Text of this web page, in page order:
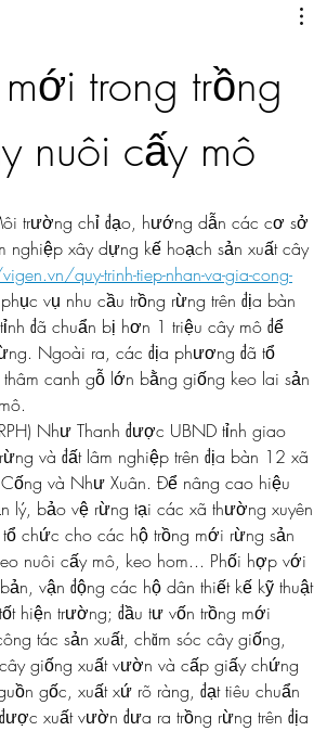
trong trồng
nuôi cấy mô
trường chỉ đạo, hướng dẫn các cơ sở
nghiệp xây dựng kế hoạch sản xuất cây
quy-trinh-tiep-nhan-va-gia-cong-
vụ nhu cầu trồng rừng trên địa bàn
đã chuẩn bị hơn 1 triệu cây mô để
Ngoài ra, các địa phương đã tổ
canh gỗ lớn bằng giống keo lai sản
Như Thanh được UBND tỉnh giao
và đất lâm nghiệp trên địa bàn 12 xã
và Như Xuân. Để nâng cao hiệu
lý, bảo vệ rừng tại các xã thường xuyên
chức cho các hộ trồng mới rừng sản
nuôi cấy mô, keo hom... Phối hợp với
vận động các hộ dân thiết kế kỹ thuật
hiện trường; đầu tư vốn trồng mới
tác sản xuất, chăm sóc cây giống,
giống xuất vườn và cấp giấy chứng
gốc, xuất xứ rõ ràng, đạt tiêu chuẩn
xuất vườn đưa ra trồng rừng trên địa